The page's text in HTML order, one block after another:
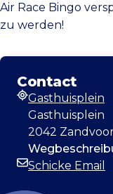
Air Race Bingo
zu werden!
Contact
Adresse
Gasthuisplein
Gasthuisplein
2042
Schicke Email